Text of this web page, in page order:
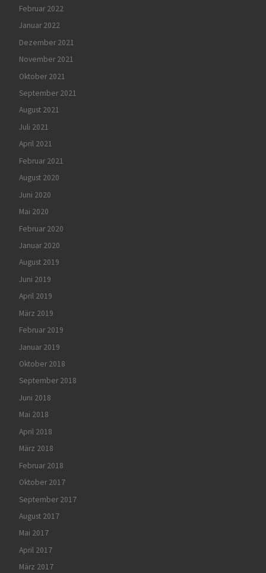
Februar 2022
Januar 2022
Dezember 2021
November 2021
Oktober 2021
September 2021
August 2021
Juli 2021
April 2021
Februar 2021
August 2020
Juni 2020
Mai 2020
Februar 2020
Januar 2020
August 2019
Juni 2019
April 2019
März 2019
Februar 2019
Januar 2019
Oktober 2018
September 2018
Juni 2018
Mai 2018
April 2018
März 2018
Februar 2018
Oktober 2017
September 2017
August 2017
Mai 2017
April 2017
März 2017